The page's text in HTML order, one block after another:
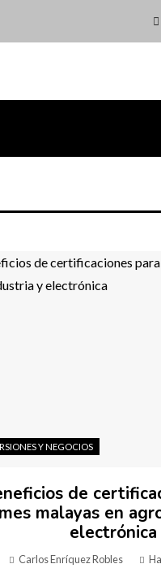
Y NEGOCIOS
de
malayas en
electrónica
Carlos Enríquez Robles